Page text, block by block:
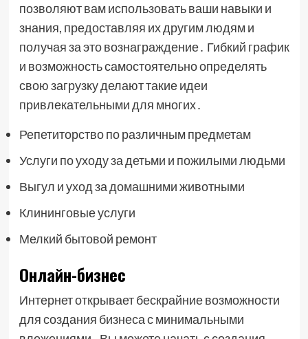
позволяют вам использовать ваши навыки и
знания, предоставляя их другим людям и
получая за это вознаграждение․ Гибкий график
и возможность самостоятельно определять
свою загрузку делают такие идеи
привлекательными для многих․
Репетиторство по различным предметам
Услуги по уходу за детьми и пожилыми людьми
Выгул и уход за домашними животными
Клининговые услуги
Мелкий бытовой ремонт
Онлайн-бизнес
Интернет открывает бескрайние возможности
для создания бизнеса с минимальными